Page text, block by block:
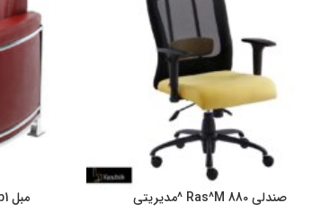
صندلی Ras^M 880 ^مدیریتی مبل Ray^F 923 p1^آرامیس^یک نفره